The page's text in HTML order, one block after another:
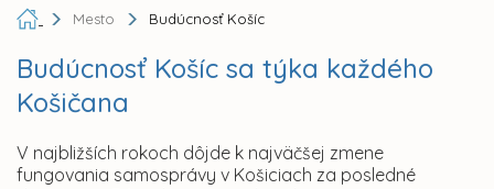
Mesto Budúcnosť Košíc
Budúcnosť Košíc sa týka každého
Košičana
V najbližších rokoch dôjde k najväčšej zmene
fungovania samosprávy v Košiciach za posledné